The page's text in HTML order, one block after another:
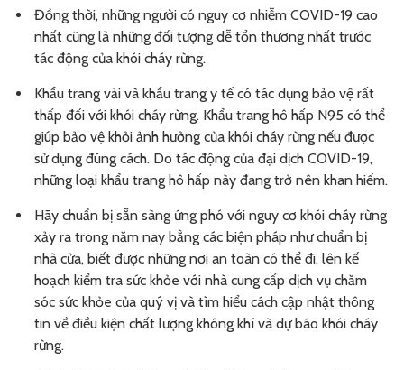
Đồng thời, những người có nguy cơ nhiễm COVID-19 cao
nhất cũng là những đối tượng dễ tổn thương nhất trước
tác động của khói cháy rừng.
Khẩu trang vải và khẩu trang y tế có tác dụng bảo vệ rất
thấp đối với khói cháy rừng. Khẩu trang hô hấp N95 có thể
giúp bảo vệ khỏi ảnh hưởng của khói cháy rừng nếu được
sử dụng đúng cách. Do tác động của đại dịch COVID-19,
những loại khẩu trang hô hấp này đang trở nên khan hiếm.
Hãy chuẩn bị sẵn sàng ứng phó với nguy cơ khói cháy rừng
xảy ra trong năm nay bằng các biện pháp như chuẩn bị
nhà cửa, biết được những nơi an toàn có thể đi, lên kế
hoạch kiểm tra sức khỏe với nhà cung cấp dịch vụ chăm
sóc sức khỏe của quý vị và tìm hiểu cách cập nhật thông
tin về điều kiện chất lượng không khí và dự báo khói cháy
rừng.